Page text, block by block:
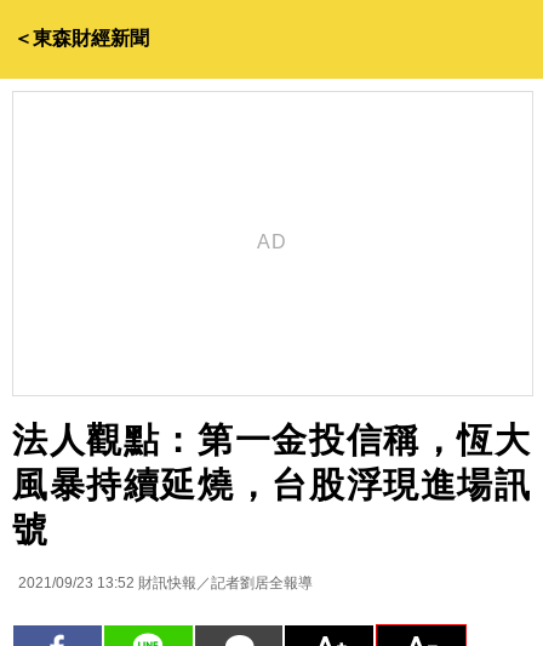
＜東森財經新聞
法人觀點：第一金投信稱，恆大
風暴持續延燒，台股浮現進場訊
號
2021/09/23 13:52 財訊快報／記者劉居全報導